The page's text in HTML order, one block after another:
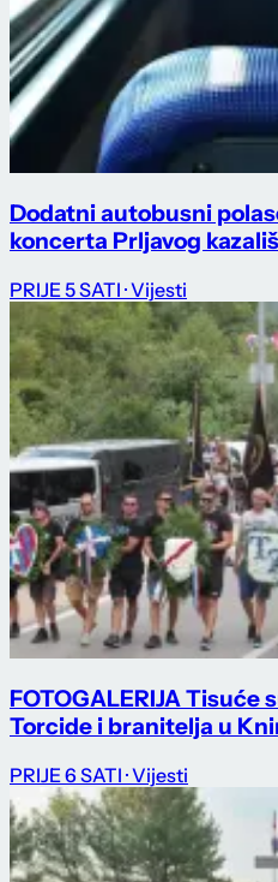
Dodatni autobusni
koncerta Prljavog
PRIJE 5 SATI · Vijesti
FOTOGALERIJA
Torcide i branitelja u
PRIJE 6 SATI · Vijesti